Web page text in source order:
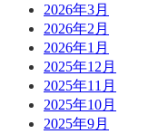
2026年3月
2026年2月
2026年1月
2025年12月
2025年11月
2025年10月
2025年9月